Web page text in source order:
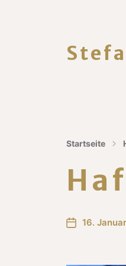
Startseite
16.